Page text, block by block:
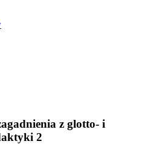
z glotto- i
2